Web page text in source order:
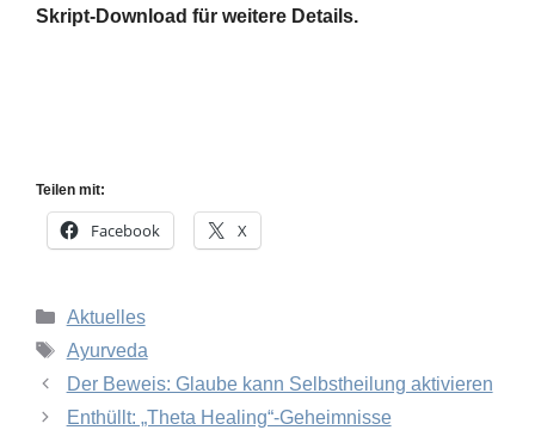
Skript-Download für weitere Details.
Teilen mit:
Facebook X
Kategorien
Aktuelles
Schlagwörter
Ayurveda
Der Beweis: Glaube kann Selbstheilung aktivieren
Enthüllt: „Theta Healing“-Geheimnisse